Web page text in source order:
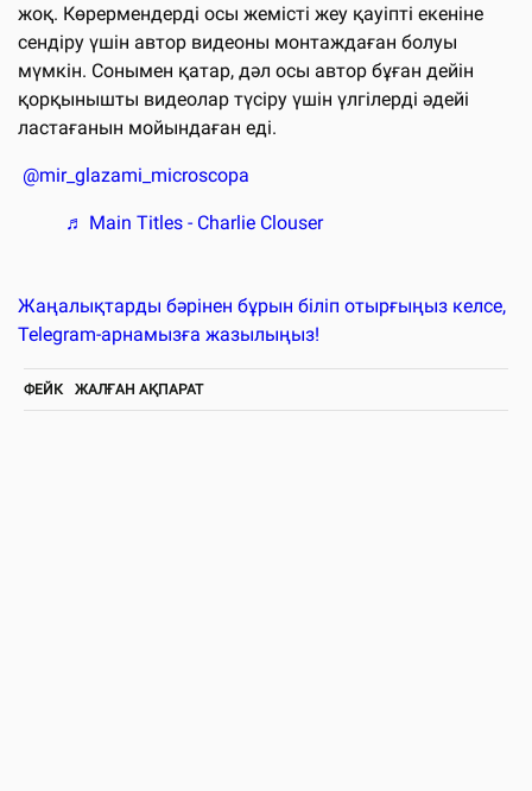
жоқ. Көрермендерді осы жемісті жеу қауіпті екеніне
сендіру үшін автор видеоны монтаждаған болуы
мүмкін. Сонымен қатар, дәл осы автор бұған дейін
қорқынышты видеолар түсіру үшін үлгілерді әдейі
ластағанын мойындаған еді.
@mir_glazami_microscopa
♬ Main Titles - Charlie Clouser
Жаңалықтарды бәрінен бұрын біліп отырғыңыз келсе,
Telegram-арнамызға жазылыңыз!
ФЕЙК ЖАЛҒАН АҚПАРАТ